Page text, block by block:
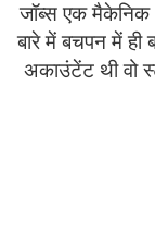
जॉब्स एक मैकेनिक
बारे में बचपन में ही
अकाउंटेंट थी वो